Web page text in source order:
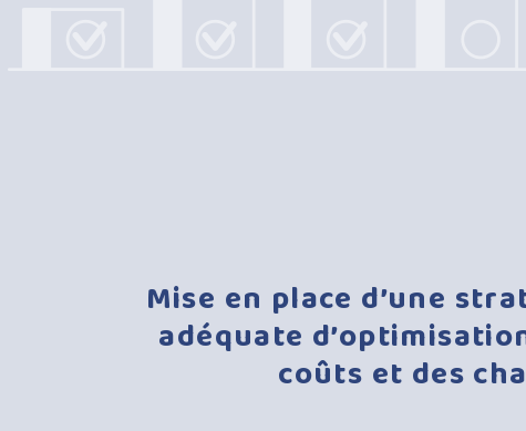
Mise en place d’une
adéquate
coûts et des